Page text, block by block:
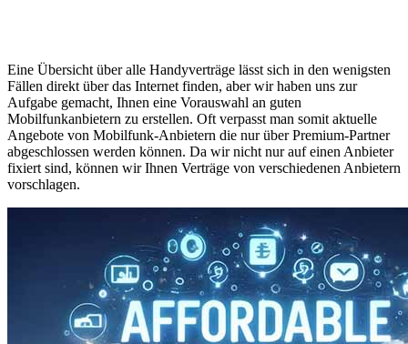
Eine Übersicht über alle Handyverträge lässt sich in den wenigsten
Fällen direkt über das Internet finden, aber wir haben uns zur
Aufgabe gemacht, Ihnen eine Vorauswahl an guten
Mobilfunkanbietern zu erstellen. Oft verpasst man somit aktuelle
Angebote von Mobilfunk-Anbietern die nur über Premium-Partner
abgeschlossen werden können. Da wir nicht nur auf einen Anbieter
fixiert sind, können wir Ihnen Verträge von verschiedenen Anbietern
vorschlagen.